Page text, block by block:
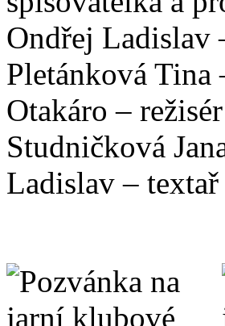
Ondřej Ladislav
Pletánková Tina
Otakáro –
Studničková
Ladislav – textař